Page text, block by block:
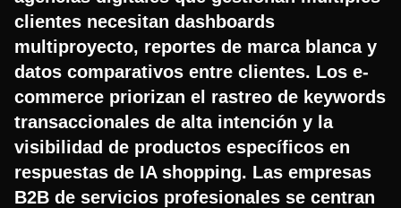
clientes necesitan dashboards
multiproyecto, reportes de marca blanca y
datos comparativos entre clientes. Los e-
commerce priorizan el rastreo de keywords
transaccionales de alta intención y la
visibilidad de productos específicos en
respuestas de IA shopping. Las empresas
B2B de servicios profesionales se centran